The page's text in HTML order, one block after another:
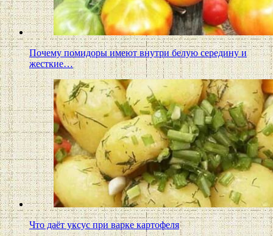
Почему помидоры имеют внутри белую середину и
жесткие…
Что даёт уксус при варке картофеля